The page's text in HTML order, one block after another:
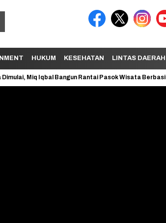
HUKUM KESEHATAN LINTAS DAERAH
Iqbal Bangun Rantai Pasok Wisata Berbasis UMKM